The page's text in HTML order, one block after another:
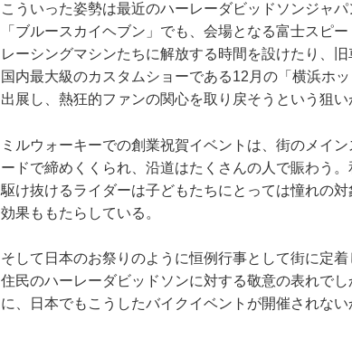
こういった姿勢は最近のハーレーダビッドソンジャ
「ブルースカイヘブン」でも、会場となる富士スピ
レーシングマシンたちに解放する時間を設けたり、
国内最大級のカスタムショーである12月の「横浜ホ
出展し、熱狂的ファンの関心を取り戻そうという狙い
ミルウォーキーでの創業祝賀イベントは、街のメイ
ードで締めくくられ、沿道はたくさんの人で賑わう
駆け抜けるライダーは子どもたちにとっては憧れの
効果ももたらしている。
そして日本のお祭りのように恒例行事として街に定
住民のハーレーダビッドソンに対する敬意の表れで
に、日本でもこうしたバイクイベントが開催されない